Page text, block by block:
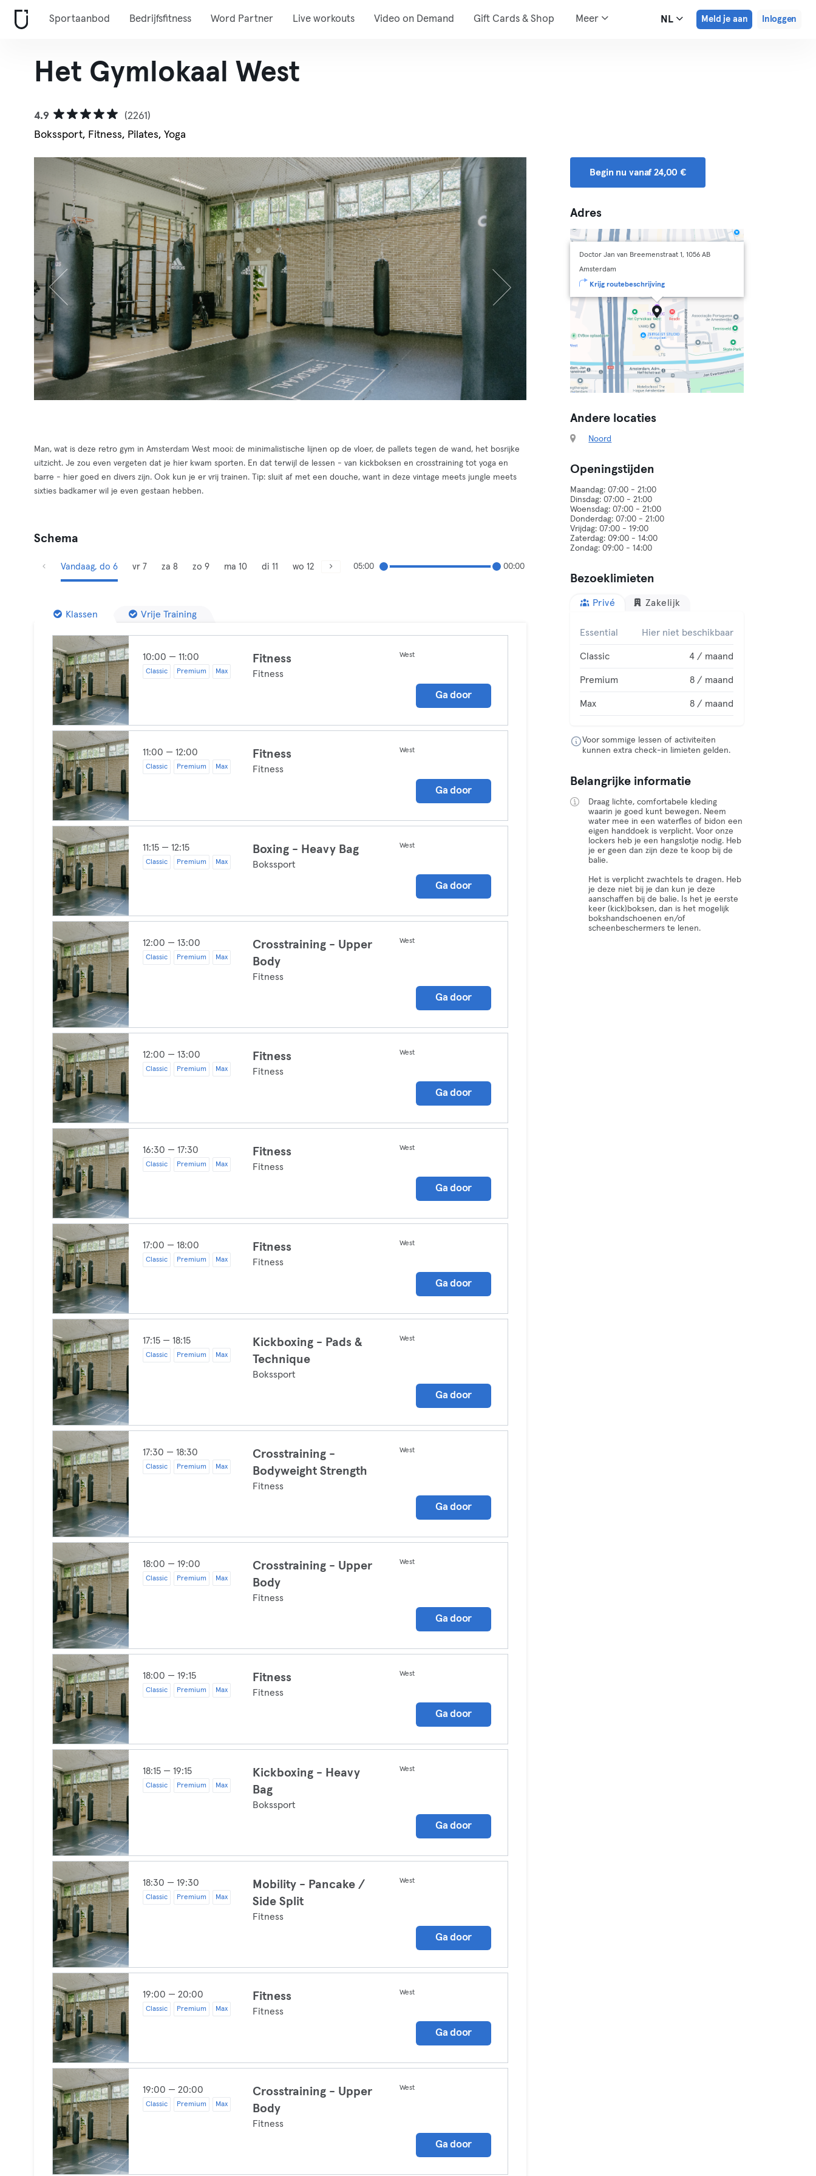
Sportaanbod Bedrijfsfitness Word Partner Live workouts Video on Demand Gift Cards & Shop Meer NL Meld je aan Inloggen
Het Gymlokaal West
4.9
(2261)
Bokssport, Fitness, Pilates, Yoga
Man, wat is deze retro gym in Amsterdam West mooi: de minimalistische lijnen op de vloer, de pallets tegen de wand, het bosrijke
uitzicht. Je zou even vergeten dat je hier kwam sporten. En dat terwijl de lessen - van kickboksen en crosstraining tot yoga en
barre - hier goed en divers zijn. Ook kun je er vrij trainen. Tip: sluit af met een douche, want in deze vintage meets jungle meets
sixties badkamer wil je even gestaan hebben.
Schema
Vandaag, do 6 vr 7 za 8 zo 9 ma 10 di 11 wo 12 05:00 00:00
Klassen Vrije Training
10:00 — 11:00
Classic Premium Max
Fitness
Fitness
West
Ga door
11:00 — 12:00
Classic Premium Max
Fitness
Fitness
West
Ga door
11:15 — 12:15
Classic Premium Max
Boxing - Heavy Bag
Bokssport
West
Ga door
12:00 — 13:00
Classic Premium Max
Crosstraining - Upper
Body
Fitness
West
Ga door
12:00 — 13:00
Classic Premium Max
Fitness
Fitness
West
Ga door
16:30 — 17:30
Classic Premium Max
Fitness
Fitness
West
Ga door
17:00 — 18:00
Classic Premium Max
Fitness
Fitness
West
Ga door
17:15 — 18:15
Classic Premium Max
Kickboxing - Pads &
Technique
Bokssport
West
Ga door
17:30 — 18:30
Classic Premium Max
Crosstraining -
Bodyweight Strength
Fitness
West
Ga door
18:00 — 19:00
Classic Premium Max
Crosstraining - Upper
Body
Fitness
West
Ga door
18:00 — 19:15
Classic Premium Max
Fitness
Fitness
West
Ga door
18:15 — 19:15
Classic Premium Max
Kickboxing - Heavy
Bag
Bokssport
West
Ga door
18:30 — 19:30
Classic Premium Max
Mobility - Pancake /
Side Split
Fitness
West
Ga door
19:00 — 20:00
Classic Premium Max
Fitness
Fitness
West
Ga door
19:00 — 20:00
Classic Premium Max
Crosstraining - Upper
Body
Fitness
West
Ga door
Begin nu vanaf 24,00 €
Adres
Doctor Jan van Breemenstraat 1, 1056 AB
Amsterdam
Krijg routebeschrijving
Andere locaties
Noord
Openingstijden
Maandag: 07:00 - 21:00
Dinsdag: 07:00 - 21:00
Woensdag: 07:00 - 21:00
Donderdag: 07:00 - 21:00
Vrijdag: 07:00 - 19:00
Zaterdag: 09:00 - 14:00
Bezoeklimieten
Privé Zakelijk
Essential Hier niet beschikbaar
Classic 4 / maand
Premium 8 / maand
Max 8 / maand
Voor sommige lessen of activiteiten
kunnen extra check-in limieten gelden.
Belangrijke informatie
Draag lichte, comfortabele kleding
waarin je goed kunt bewegen. Neem
water mee in een waterfles of bidon een
eigen handdoek is verplicht. Voor onze
lockers heb je een hangslotje nodig. Heb
je er geen dan zijn deze te koop bij de
balie.
Het is verplicht zwachtels te dragen. Heb
je deze niet bij je dan kun je deze
aanschaffen bij de balie. Is het je eerste
keer (kick)boksen, dan is het mogelijk
bokshandschoenen en/of
scheenbeschermers te lenen.